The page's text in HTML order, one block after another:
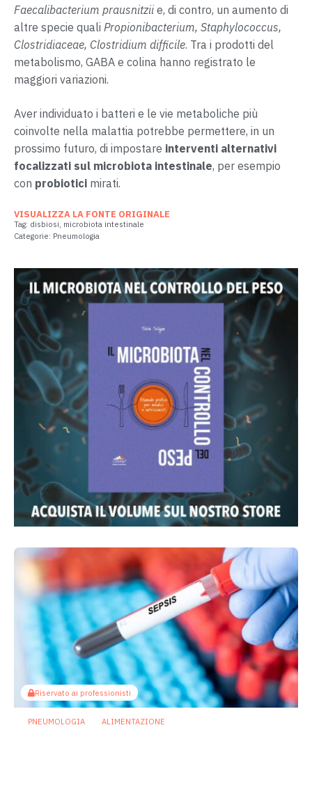
Faecalibacterium prausnitzii e, di contro, un aumento di
altre specie quali Propionibacterium, Staphylococcus,
Clostridiaceae, Clostridium difficile. Tra i prodotti del
metabolismo, GABA e colina hanno registrato le
maggiori variazioni.
Aver individuato i batteri e le vie metaboliche più
coinvolte nella malattia potrebbe permettere, in un
prossimo futuro, di impostare interventi alternativi
focalizzati sul microbiota intestinale, per esempio
con probiotici mirati.
VISUALIZZA LA FONTE ORIGINALE
Tag: disbiosi, microbiota intestinale
Categorie: Pneumologia
Riservato ai professionisti
PNEUMOLOGIA ALIMENTAZIONE